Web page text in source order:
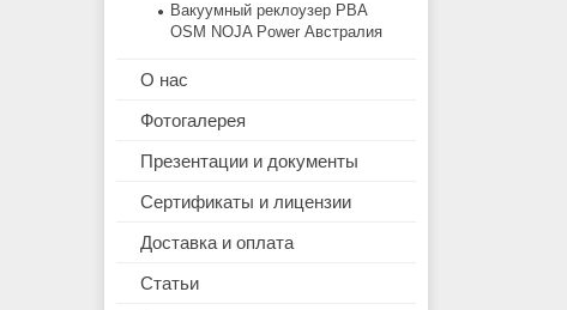
Вакуумный реклоузер РВА
OSM NOJA Power Австралия
О нас
Фотогалерея
Презентации и документы
Сертификаты и лицензии
Доставка и оплата
Статьи